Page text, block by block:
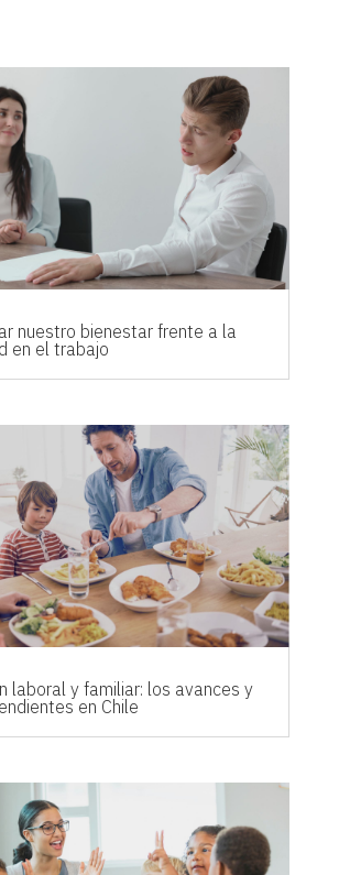
nuestro bienestar frente a la
en el trabajo
laboral y familiar: los avances y
en Chile